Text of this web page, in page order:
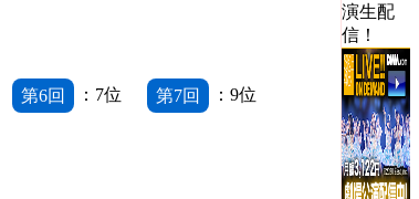
第6回 ：7位 第7回 ：9位
演生配
信！